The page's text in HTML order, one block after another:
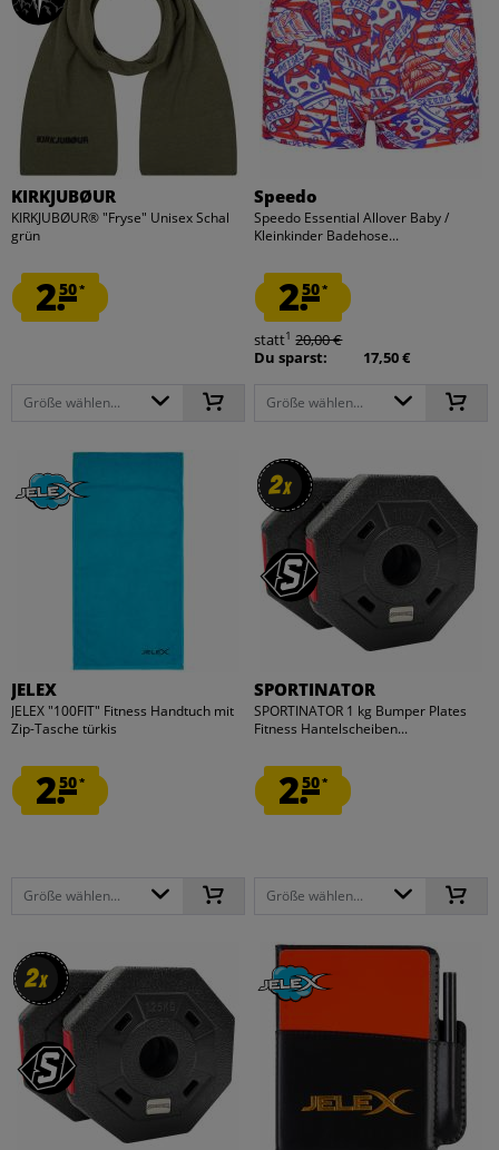
KIRKJUBØUR
KIRKJUBØUR® "Fryse" Unisex Schal
grün
2.50*
Größe wählen...
Speedo
Speedo Essential Allover Baby /
Kleinkinder Badehose...
2.50*
statt1 20,00 €
Du sparst:
17,50 €
Größe wählen...
JELEX
JELEX "100FIT" Fitness Handtuch mit
Zip-Tasche türkis
2.50*
Größe wählen...
2x
2x
SPORTINATOR
SPORTINATOR 1 kg Bumper Plates
Fitness Hantelscheiben...
2.50*
Größe wählen...
2x
2x